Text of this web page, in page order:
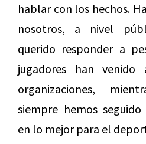
hablar con los hechos.
nosotros, a nivel
querido responder a
jugadores han
organizaciones,
siempre hemos
en lo mejor para el